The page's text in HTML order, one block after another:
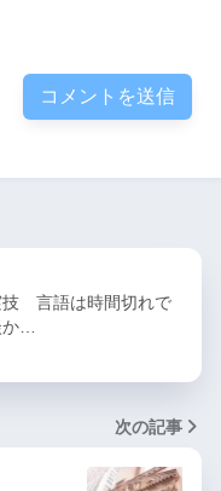
技 言語は時間切れで
か…
次の記事